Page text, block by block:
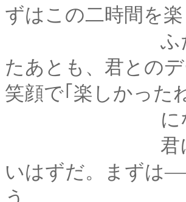
ずはこの二時間を楽
ふたりで公開
たあとも、君との
笑顔で｢楽しかった
になるの
君に気持ちを
いはずだ。まずは